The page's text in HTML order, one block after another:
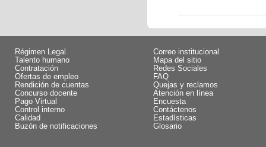
Régimen Legal
Talento humano
Contratación
Ofertas de empleo
Rendición de cuentas
Concurso docente
Pago Virtual
Control interno
Calidad
Buzón de notificaciones
Correo institucional
Mapa del sitio
Redes Sociales
FAQ
Quejas y reclamos
Atención en línea
Encuesta
Contáctenos
Estadísticas
Glosario